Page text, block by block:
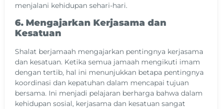
menjalani kehidupan sehari-hari.
6. Mengajarkan Kerjasama dan
Kesatuan
Shalat berjamaah mengajarkan pentingnya kerjasama
dan kesatuan. Ketika semua jamaah mengikuti imam
dengan tertib, hal ini menunjukkan betapa pentingnya
koordinasi dan kepatuhan dalam mencapai tujuan
bersama. Ini menjadi pelajaran berharga bahwa dalam
kehidupan sosial, kerjasama dan kesatuan sangat